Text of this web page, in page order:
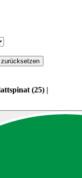
zurücksetzen
(25) |